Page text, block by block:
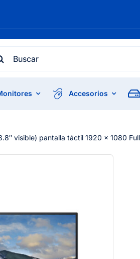
Accesorios
visible) pantalla táctil 1920 x 1080